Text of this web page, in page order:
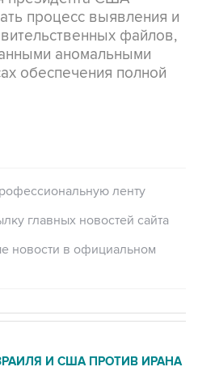
процесс выявления и
файлов,
аномальными
обеспечения полной
ленту
главных новостей сайта
новости в официальном
И США ПРОТИВ ИРАНА